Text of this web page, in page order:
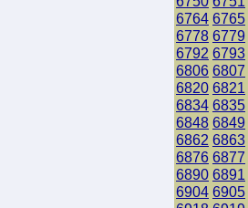
6764 6765
6778 6779
6792 6793
6806 6807
6820 6821
6834 6835
6848 6849
6862 6863
6876 6877
6890 6891
6904 6905